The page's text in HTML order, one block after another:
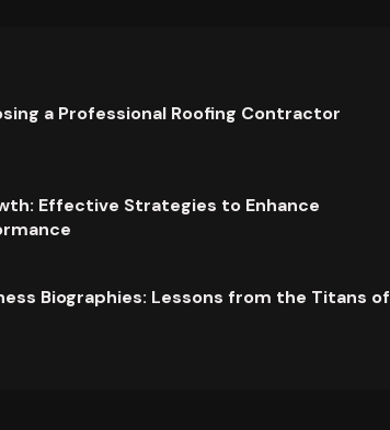
a Professional Roofing Contractor
Effective Strategies to Enhance
Biographies: Lessons from the Titans of